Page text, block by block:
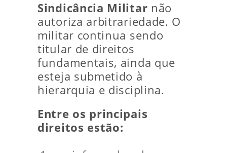
Sindicância Militar não
autoriza arbitrariedade. O
militar continua sendo
titular de direitos
fundamentais, ainda que
esteja submetido à
hierarquia e disciplina.
Entre os principais
direitos estão: